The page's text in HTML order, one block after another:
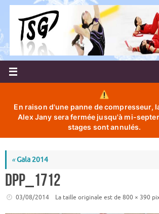
Passer
contenu
En raison d'une panne de compresseur,
Alex Jany sera fermée jusqu'à mi-
stages sont annulés.
«Gala 2014
DPP_1712
03/08/2014 La taille originale est de 800 × 390